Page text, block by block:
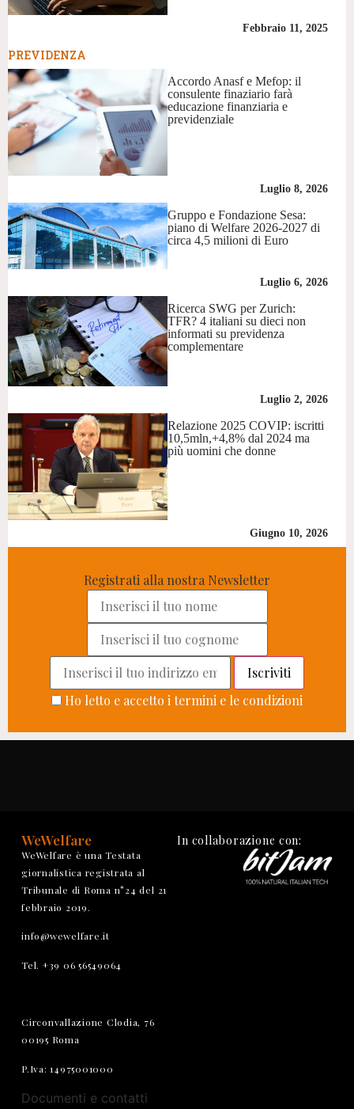
Febbraio 11, 2025
PREVIDENZA
Accordo Anasf e Mefop: il
consulente finaziario farà
educazione finanziaria e
previdenziale
Luglio 8, 2026
Gruppo e Fondazione Sesa:
piano di Welfare 2026-2027 di
circa 4,5 milioni di Euro
Luglio 6, 2026
Ricerca SWG per Zurich:
TFR? 4 italiani su dieci non
informati su previdenza
complementare
Luglio 2, 2026
Relazione 2025 COVIP: iscritti
10,5mln,+4,8% dal 2024 ma
più uomini che donne
Giugno 10, 2026
Registrati alla nostra Newsletter
Ho letto e accetto i termini e le condizioni
WeWelfare
WeWelfare è una Testata
giornalistica registrata al
Tribunale di Roma n°24 del 21
febbraio 2019.
info@wewelfare.it
Tel. +39 06 56549064
Circonvallazione Clodia, 76
00195 Roma
P.Iva: 14975001000
Documenti e contatti
In collaborazione con: